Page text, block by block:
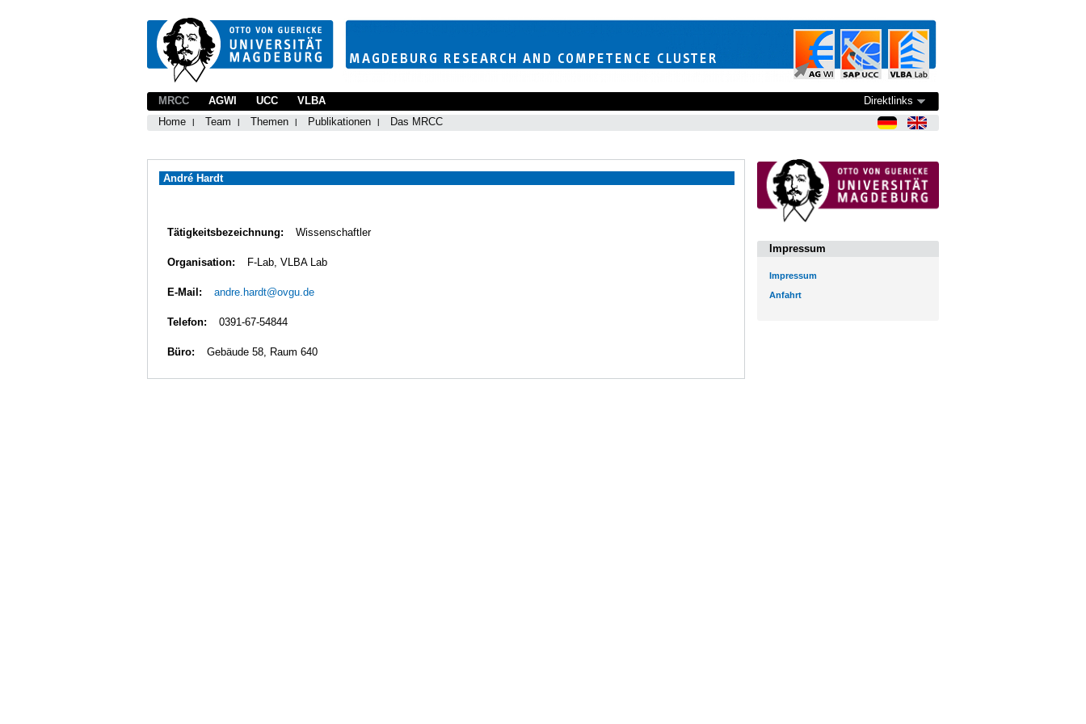
MRCC
Home
Team Themen Publikationen Das MRCC
AGWI UCC VLBA Direktlinks
André Hardt
Tätigkeitsbezeichnung: Wissenschaftler
Organisation: F-Lab, VLBA Lab
E-Mail: andre.hardt@ovgu.de
Telefon: 0391-67-54844
Büro: Gebäude 58, Raum 640
Impressum
Impressum
Anfahrt